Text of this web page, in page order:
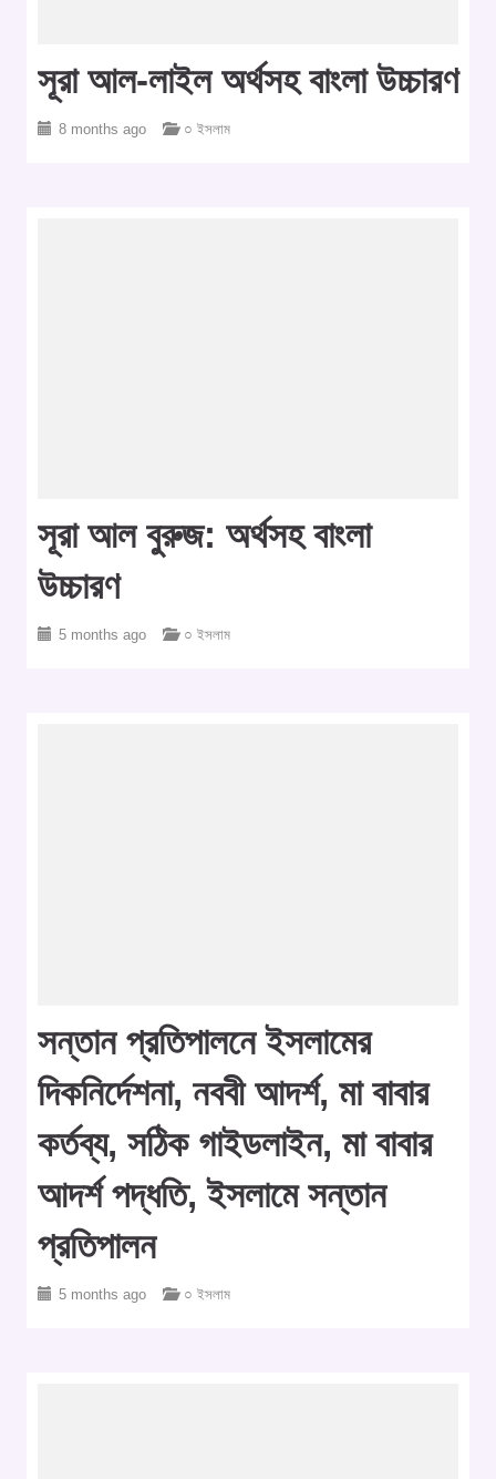
সূরা আল-লাইল অর্থসহ বাংলা উচ্চারণ
8 months ago ○ ইসলাম
সূরা আল বুরুজ: অর্থসহ বাংলা
উচ্চারণ
5 months ago ○ ইসলাম
সন্তান প্রতিপালনে ইসলামের
দিকনির্দেশনা, নববী আদর্শ, মা বাবার
কর্তব্য, সঠিক গাইডলাইন, মা বাবার
আদর্শ পদ্ধতি, ইসলামে সন্তান
প্রতিপালন
5 months ago ○ ইসলাম